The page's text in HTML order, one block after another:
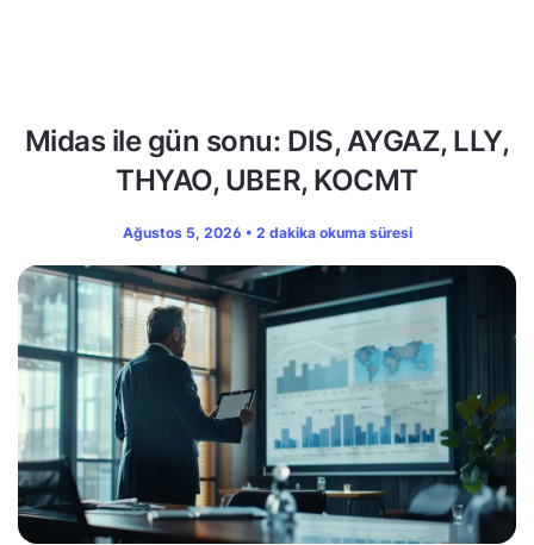
Midas ile gün sonu: DIS, AYGAZ, LLY,
THYAO, UBER, KOCMT
Ağustos 5, 2026 • 2 dakika okuma süresi